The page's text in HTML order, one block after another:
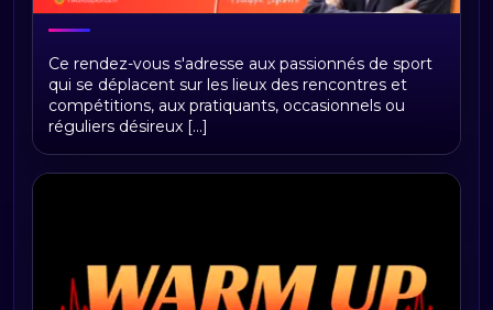
SPORT & TOURISME
Ce rendez-vous s'adresse aux passionnés de sport
qui se déplacent sur les lieux des rencontres et
compétitions, aux pratiquants, occasionnels ou
réguliers désireux [...]